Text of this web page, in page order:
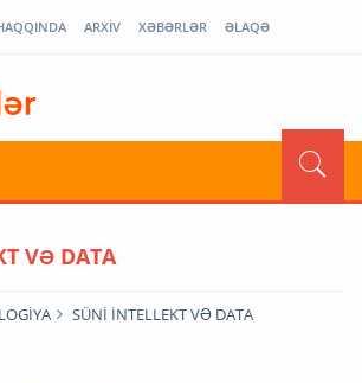
ARXİV XƏBƏRLƏR ƏLAQƏ
VƏ DATA
SÜNİ İNTELLEKT VƏ DATA